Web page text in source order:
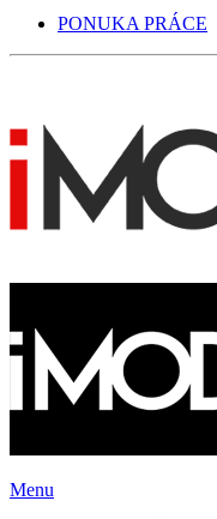
PONUKA PRÁCE
Menu